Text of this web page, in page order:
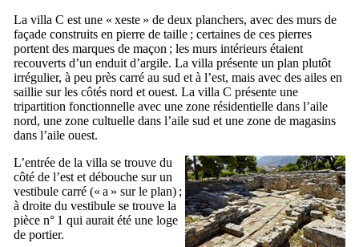
La villa C est une « xeste » de deux planchers, avec des murs de
façade construits en pierre de taille ; certaines de ces pierres
portent des marques de maçon ; les murs intérieurs étaient
recouverts d’un enduit d’argile. La villa présente un plan plutôt
irrégulier, à peu près carré au sud et à l’est, mais avec des ailes en
saillie sur les côtés nord et ouest. La villa C présente une
tripartition fonctionnelle avec une zone résidentielle dans l’aile
nord, une zone cultuelle dans l’aile sud et une zone de magasins
dans l’aile ouest.
L’entrée de la villa se trouve du
côté de l’est et débouche sur un
vestibule carré (« a » sur le plan) ;
à droite du vestibule se trouve la
pièce n° 1 qui aurait été une loge
de portier.